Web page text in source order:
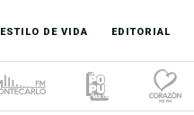
ESTILO DE VIDA EDITORIAL